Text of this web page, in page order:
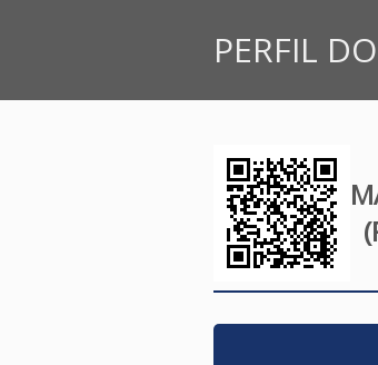
PERFIL